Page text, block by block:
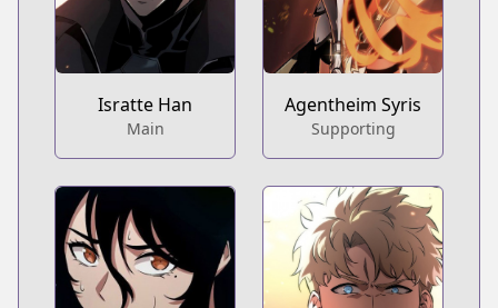
Isratte Han
Main
Agentheim Syris
Supporting